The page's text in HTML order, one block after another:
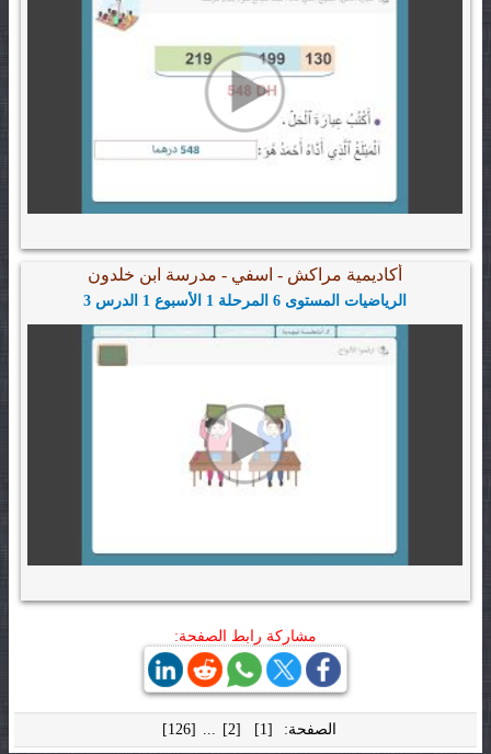
أكاديمية مراكش - اسفي - مدرسة ابن خلدون
الرياضيات المستوى 6 المرحلة 1 الأسبوع 1 الدرس 3
مشاركة رابط الصفحة:
الصفحة: [1]
[2]
[126]